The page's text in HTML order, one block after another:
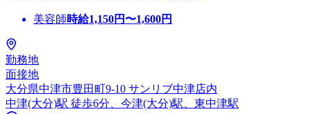
美容師時給1,150円〜1,600円
勤務地
面接地
大分県中津市豊田町9-10 サンリブ中津店内
中津(大分)駅 徒歩6分、今津(大分)駅、東中津駅